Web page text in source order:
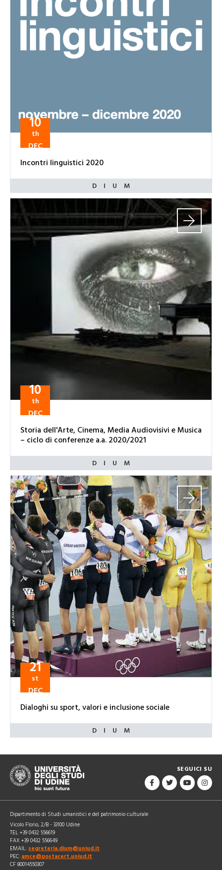
10
th
DEC
Incontri linguistici 2020
10
th
DEC
Storia dell'Arte, Cinema, Media Audiovisivi e Musica
– ciclo di conferenze a.a. 2020/2021
21
st
DEC
Dialoghi su sport, valori e inclusione sociale
SEGUICI SU
Dipartimento di Studi umanistici e del patrimonio culturale
Vicolo Florio, 2/B - 33100 Udine
TEL +39 0432 556619
FAX +39 0432 556649
EMAIL: segreteria.dium@uniud.it
PEC: amce@postacert.uniud.it
CF 80014550307